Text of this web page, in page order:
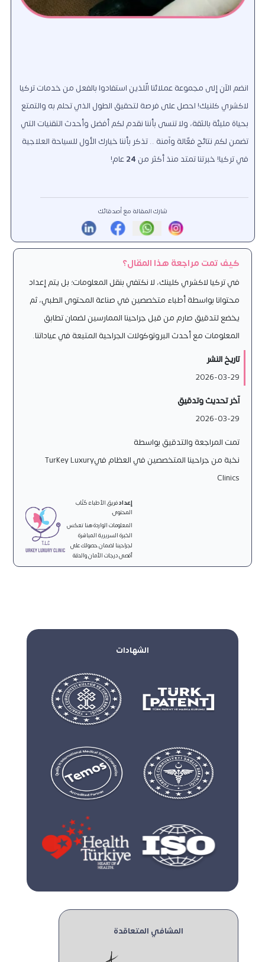
انضم الآن إلى مجموعة عملائنا الّلذين استفادوا بالفعل من خدمات تركيا
لاكشري كلنيك! احصل على فرصة لتحقيق الطول الذي تحلم به والتمتع
بحياة مليئة بالثقة، ولا تنسى بأننا نقدم لكم أفضل وأحدث التقنيات التي
تضمن لكم نتائج فعّالة وآمنة .. تذكر بأننا خيارك الأول للسياحة العلاجية
في تركيا! خبرتنا تمتد منذ أكثر من 24عام!
شارك المقالة مع أصدقائك
كيف تمت مراجعة هذا المقال؟
في تركيا لاكشري كلينك، لا نكتفي بنقل المعلومات؛ بل يتم إعداد
محتوانا بواسطة أطباء متخصصين في صناعة المحتوى الطبي، ثم
يخضع لتدقيق صارم من قبل جراحينا الممارسين لضمان تطابق
المعلومات مع أحدث البروتوكولات الجراحية المتبعة في عياداتنا.
تاريخ النشر
2026-03-29
آخر تحديث وتدقيق
2026-03-29
تمت المراجعة والتدقيق بواسطة
نخبة من جراحينا المتخصصين في العظام فيTurkey Luxury
Clinics
إعدادفريق الأطباء كُتّاب
المحتوى.
المعلومات الواردة هنا تعكس
الخبرة السريرية المباشرة
لجراحينا لضمان حصولك على
أقصى درجات الأمان والدقة
المشافي المتعاقدة
الشهادات